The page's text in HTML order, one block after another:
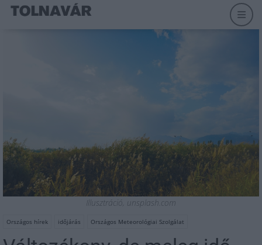
Illusztráció, unsplash.com
Országos hírek időjárás Országos Meteorológiai Szolgálat